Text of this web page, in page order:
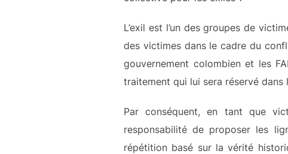
L’exil est l’un des groupes de
des victimes dans le cadre du
gouvernement colombien et les
traitement qui lui sera réservé dans
Par conséquent, en tant que
responsabilité de proposer les
répétition basé sur la vérité